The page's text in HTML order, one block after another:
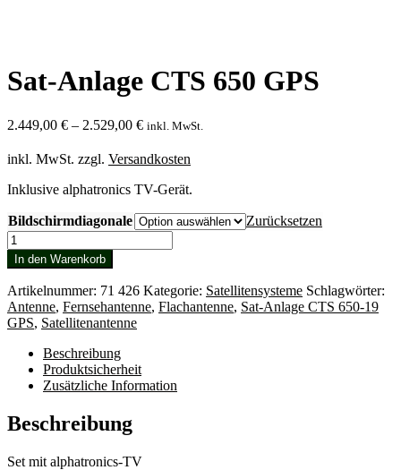
Sat-Anlage CTS 650 GPS
2.449,00 € – 2.529,00 € inkl. MwSt.
inkl. MwSt. zzgl. Versandkosten
Inklusive alphatronics TV-Gerät.
Bildschirmdiagonale
Zurücksetzen
Sat-
Anlage
CTS
650
GPS
Menge
In den Warenkorb
Artikelnummer: 71 426 Kategorie: Satellitensysteme Schlagwörter:
Antenne, Fernsehantenne, Flachantenne, Sat-Anlage CTS 650-19
GPS, Satellitenantenne
Beschreibung
Produktsicherheit
Zusätzliche Information
Beschreibung
Set mit alphatronics-TV